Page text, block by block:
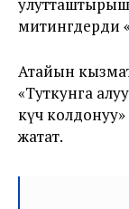
митингдерди
Атайын
«Туткунга
күч
жатат.